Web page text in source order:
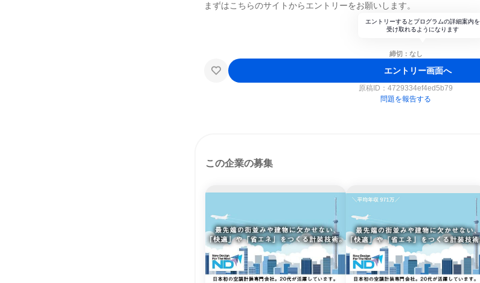
まずはこちらのサイトからエントリーをお願いします。
エントリーするとプログラムの詳細案内を
受け取れるようになります
締切：なし
エントリー画面へ
原稿ID： 4729334ef4ed5b79
問題を報告する
この企業の募集